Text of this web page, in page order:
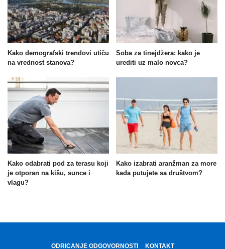
Kako demografski trendovi utiču
na vrednost stanova?
Soba za tinejdžera: kako je
urediti uz malo novca?
Kako odabrati pod za terasu koji
je otporan na kišu, sunce i
vlagu?
Kako izabrati aranžman za more
kada putujete sa društvom?
ODRICANJE ODGOVORNOSTI KONTAKT